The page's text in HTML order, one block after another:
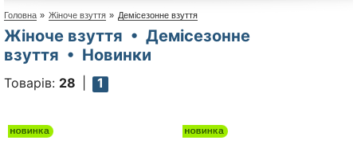
Головна » Жіноче взуття » Демісезонне взуття
Жіноче взуття • Демісезонне
взуття • Новинки
Товарів: 28 1